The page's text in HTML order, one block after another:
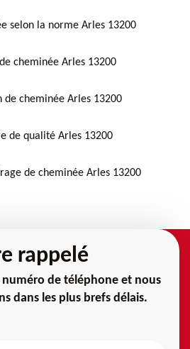
selon la norme Arles 13200
cheminée Arles 13200
de cheminée Arles 13200
de qualité Arles 13200
de cheminée Arles 13200
rappelé
numéro de téléphone et nous
dans les plus brefs délais.